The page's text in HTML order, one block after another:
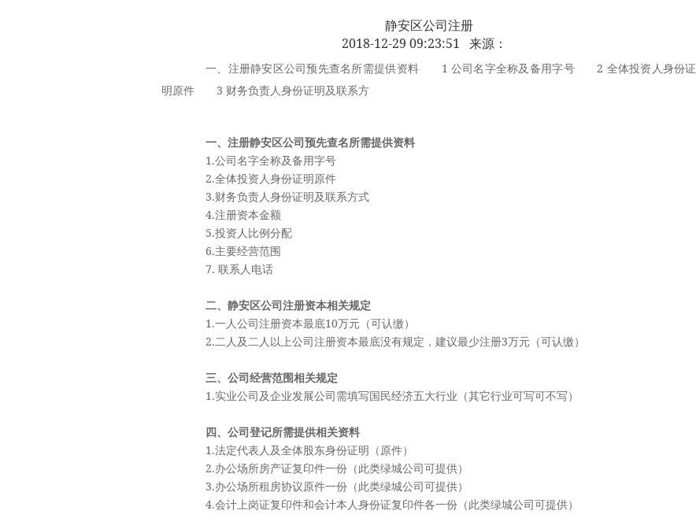
静安区公司注册
2018-12-29 09:23:51 来源：
一、注册静安区公司预先查名所需提供资料 1 公司名字全称及备用字号 2 全体投资人身份证
明原件 3 财务负责人身份证明及联系方
一、注册静安区公司预先查名所需提供资料
1.公司名字全称及备用字号
2.全体投资人身份证明原件
3.财务负责人身份证明及联系方式
4.注册资本金额
5.投资人比例分配
6.主要经营范围
7. 联系人电话
二、静安区公司注册资本相关规定
1.一人公司注册资本最底10万元（可认缴）
2.二人及二人以上公司注册资本最底没有规定，建议最少注册3万元（可认缴）
三、公司经营范围相关规定
1.实业公司及企业发展公司需填写国民经济五大行业（其它行业可写可不写）
四、公司登记所需提供相关资料
1.法定代表人及全体股东身份证明（原件）
2.办公场所房产证复印件一份（此类绿城公司可提供）
3.办公场所租房协议原件一份（此类绿城公司可提供）
4.会计上岗证复印件和会计本人身份证复印件各一份（此类绿城公司可提供）